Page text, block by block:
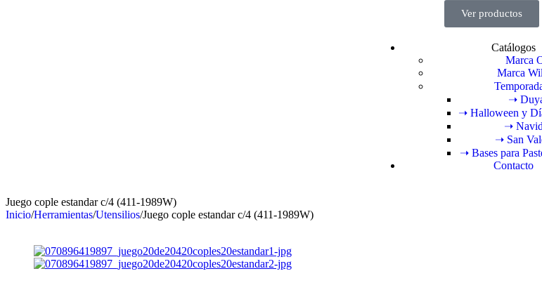
Ver productos
Catálogos
Marca
Marca
➝
➝ Halloween y
➝
➝ San
➝ Bases para
Contacto
Juego cople estandar c/4 (411-1989W)
Inicio/Herramientas/Utensilios/Juego cople estandar c/4 (411-1989W)